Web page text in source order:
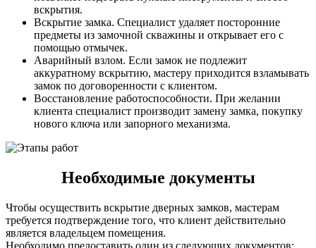
вскрытия.
Вскрытие замка. Специалист удаляет посторонние
предметы из замочной скважины и открывает его с
помощью отмычек.
Аварийный взлом. Если замок не подлежит
аккуратному вскрытию, мастеру приходится взламывать
замок по договоренности с клиентом.
Восстановление работоспособности. При желании
клиента специалист производит замену замка, покупку
нового ключа или запорного механизма.
Необходимые документы
Чтобы осуществить вскрытие дверных замков, мастерам
требуется подтверждение того, что клиент действительно
является владельцем помещения.
Необходимо предоставить один из следующих документов: